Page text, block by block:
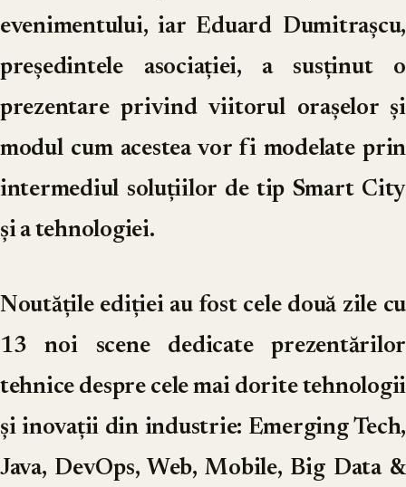
evenimentului, iar Eduard Dumitrașcu,
președintele asociației, a susținut o
prezentare privind viitorul orașelor și
modul cum acestea vor fi modelate prin
intermediul soluțiilor de tip Smart City
și a tehnologiei.
Noutățile ediției au fost cele două zile cu
13 noi scene dedicate prezentărilor
tehnice despre cele mai dorite tehnologii
și inovații din industrie: Emerging Tech,
Java, DevOps, Web, Mobile, Big Data &